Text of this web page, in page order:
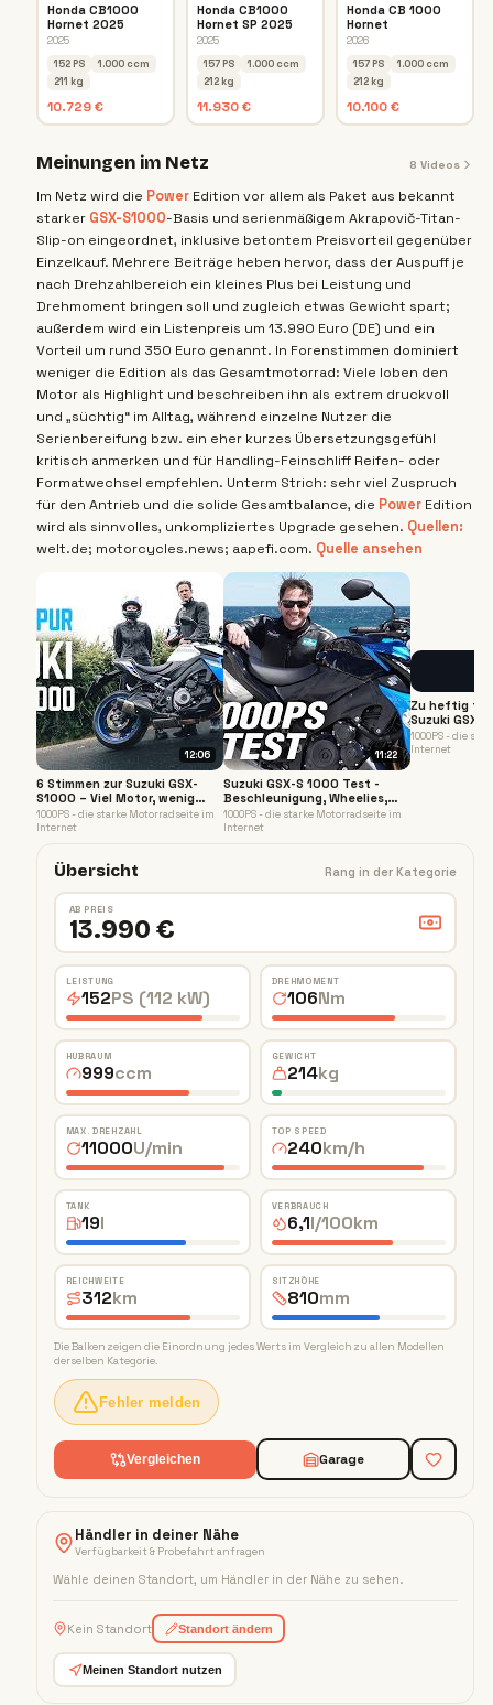
Honda CB1000
Hornet 2025
2025
152 PS
1.000 ccm
211 kg
10.729 €
Honda CB1000
Hornet SP 2025
2025
157 PS
1.000 ccm
212 kg
11.930 €
Honda CB 1000
Hornet
2026
157 PS
1.000 ccm
212 kg
10.100 €
Meinungen im Netz 8 Videos
Im Netz wird die Power Edition vor allem als Paket aus bekannt
starker GSX-S1000-Basis und serienmäßigem Akrapovič-Titan-
Slip-on eingeordnet, inklusive betontem Preisvorteil gegenüber
Einzelkauf. Mehrere Beiträge heben hervor, dass der Auspuff je
nach Drehzahlbereich ein kleines Plus bei Leistung und
Drehmoment bringen soll und zugleich etwas Gewicht spart;
außerdem wird ein Listenpreis um 13.990 Euro (DE) und ein
Vorteil um rund 350 Euro genannt. In Forenstimmen dominiert
weniger die Edition als das Gesamtmotorrad: Viele loben den
Motor als Highlight und beschreiben ihn als extrem druckvoll
und „süchtig“ im Alltag, während einzelne Nutzer die
Serienbereifung bzw. ein eher kurzes Übersetzungsgefühl
kritisch anmerken und für Handling-Feinschliff Reifen- oder
Formatwechsel empfehlen. Unterm Strich: sehr viel Zuspruch
für den Antrieb und die solide Gesamtbalance, die Power Edition
wird als sinnvolles, unkompliziertes Upgrade gesehen. Quellen:
welt.de; motorcycles.news; aapefi.com. Quelle ansehen
12:06
6 Stimmen zur Suzuki GSX-
S1000 – Viel Motor, wenig
Elektronik
1000PS - die starke Motorradseite im
Internet
11:22
Suzuki GSX-S 1000 Test -
Beschleunigung, Wheelies,
Erfahrungen - Fast and sexy
1000PS - die starke Motorradseite im
Internet
Zu heftig für
Suzuki GSX-
Alltags-Test
1000PS - die
Internet
Übersicht Rang in der Kategorie
AB PREIS
13.990 €
LEISTUNG
152PS (112 kW)
DREHMOMENT
106Nm
HUBRAUM
999ccm
GEWICHT
214kg
MAX. DREHZAHL
11000U/min
TOP SPEED
240km/h
TANK
19l
VERBRAUCH
6,1l/100km
REICHWEITE
312km
SITZHÖHE
810mm
Die Balken zeigen die Einordnung jedes Werts im Vergleich zu allen Modellen
derselben Kategorie.
Fehler melden
Vergleichen Garage
Händler in deiner Nähe
Verfügbarkeit & Probefahrt anfragen
Wähle deinen Standort, um Händler in der Nähe zu sehen.
Kein Standort Standort ändern
Meinen Standort nutzen